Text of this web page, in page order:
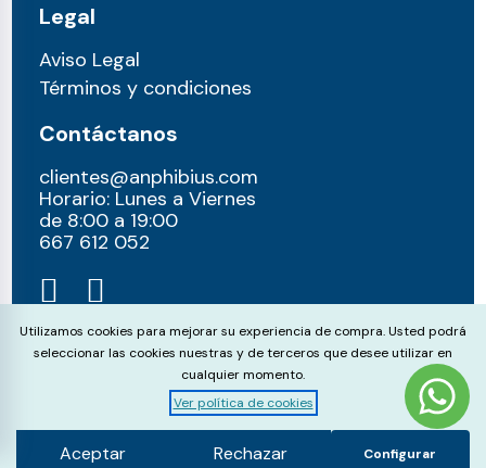
Legal
Aviso Legal
Términos y condiciones
Contáctanos
clientes@anphibius.com
Horario: Lunes a Viernes
de 8:00 a 19:00
667 612 052​
© anphibius, 2026
Pago 100% seguros con:
Cookie Consent
Utilizamos cookies para mejorar su experiencia de compra. Usted podrá
seleccionar las cookies nuestras y de terceros que desee utilizar en
cualquier momento.
Ver política de cookies
Aceptar
Rechazar
Configurar